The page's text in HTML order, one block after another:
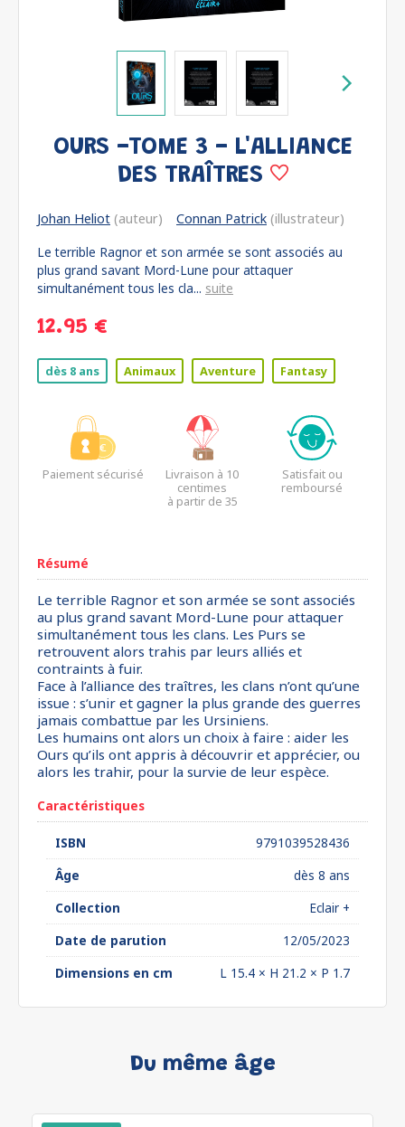
OURS -TOME 3 - L'ALLIANCE
DES TRAÎTRES
Johan Heliot (auteur) Connan Patrick (illustrateur)
Le terrible Ragnor et son armée se sont associés au
plus grand savant Mord-Lune pour attaquer
simultanément tous les cla... suite
12.95 €
dès 8 ans Animaux Aventure Fantasy
Paiement sécurisé
Livraison à 10
centimes
à partir de 35
Satisfait ou
remboursé
Résumé
Le terrible Ragnor et son armée se sont associés
au plus grand savant Mord-Lune pour attaquer
simultanément tous les clans. Les Purs se
retrouvent alors trahis par leurs alliés et
contraints à fuir.
Face à l’alliance des traîtres, les clans n’ont qu’une
issue : s’unir et gagner la plus grande des guerres
jamais combattue par les Ursiniens.
Les humains ont alors un choix à faire : aider les
Ours qu’ils ont appris à découvrir et apprécier, ou
alors les trahir, pour la survie de leur espèce.
Caractéristiques
ISBN
9791039528436
Âge
dès 8 ans
Collection
Eclair +
Date de parution
12/05/2023
Dimensions en cm
L 15.4 × H 21.2 × P 1.7
Du même âge